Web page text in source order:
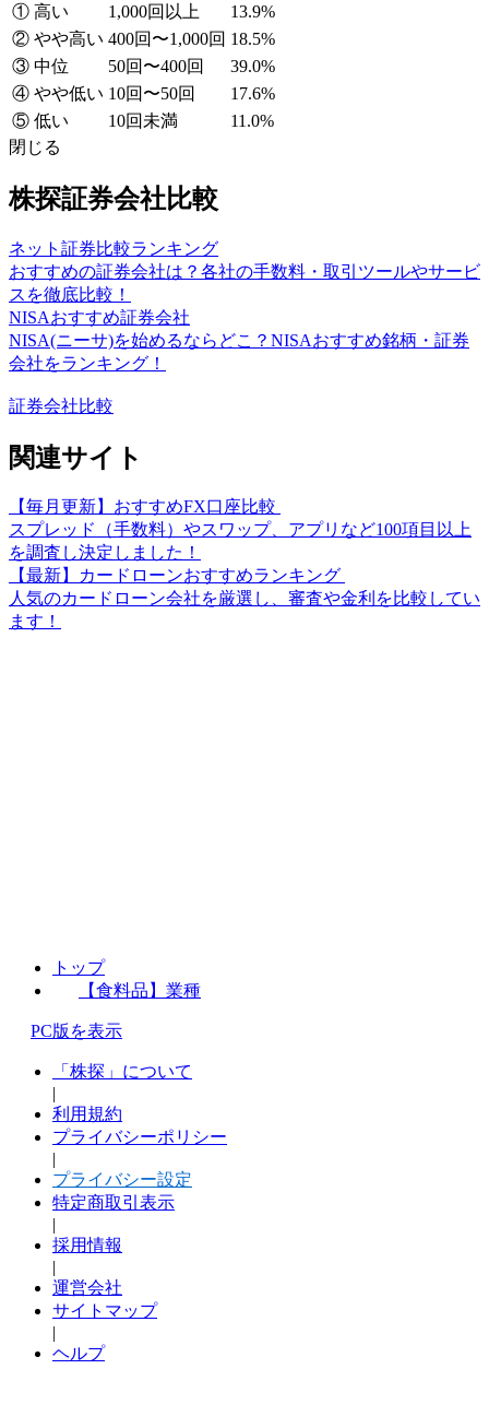
① 高い
1,000回以上
13.9%
② やや高い 400回〜1,000回 18.5%
③ 中位
50回〜400回
39.0%
④ やや低い 10回〜50回
17.6%
⑤ 低い
10回未満
11.0%
閉じる
株探証券会社比較
ネット証券比較ランキング
おすすめの証券会社は？各社の手数料・取引ツールやサービ
スを徹底比較！
NISAおすすめ証券会社
NISA(ニーサ)を始めるならどこ？NISAおすすめ銘柄・証券
会社をランキング！
証券会社比較
関連サイト
【毎月更新】おすすめFX口座比較
スプレッド（手数料）やスワップ、アプリなど100項目以上
を調査し決定しました！
【最新】カードローンおすすめランキング
人気のカードローン会社を厳選し、審査や金利を比較してい
ます！
トップ
【食料品】業種
PC版を表示
「株探」について
|
利用規約
プライバシーポリシー
|
プライバシー設定
特定商取引表示
|
採用情報
|
運営会社
サイトマップ
|
ヘルプ